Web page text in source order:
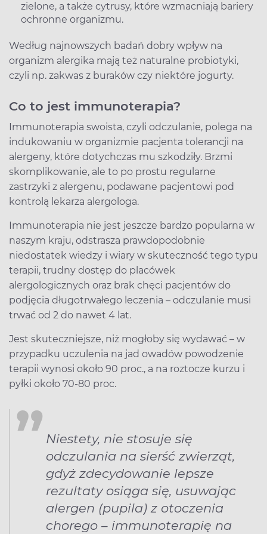
zielone, a także cytrusy, które wzmacniają bariery
ochronne organizmu.
Według najnowszych badań dobry wpływ na
organizm alergika mają też naturalne probiotyki,
czyli np. zakwas z buraków czy niektóre jogurty.
Co to jest immunoterapia?
Immunoterapia swoista, czyli odczulanie, polega na
indukowaniu w organizmie pacjenta tolerancji na
alergeny, które dotychczas mu szkodziły. Brzmi
skomplikowanie, ale to po prostu regularne
zastrzyki z alergenu, podawane pacjentowi pod
kontrolą lekarza alergologa.
Immunoterapia nie jest jeszcze bardzo popularna w
naszym kraju, odstrasza prawdopodobnie
niedostatek wiedzy i wiary w skuteczność tego typu
terapii, trudny dostęp do placówek
alergologicznych oraz brak chęci pacjentów do
podjęcia długotrwałego leczenia – odczulanie musi
trwać od 2 do nawet 4 lat.
Jest skuteczniejsze, niż mogłoby się wydawać – w
przypadku uczulenia na jad owadów powodzenie
terapii wynosi około 90 proc., a na roztocze kurzu i
pyłki około 70-80 proc.
Niestety, nie stosuje się
odczulania na sierść zwierząt,
gdyż zdecydowanie lepsze
rezultaty osiąga się, usuwając
alergen (pupila) z otoczenia
chorego – immunoterapię na